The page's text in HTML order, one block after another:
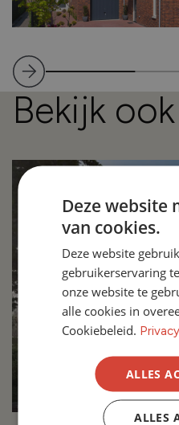
Bekijk
Deze website
van cookies.
Deze website
gebruikerservaring
onze website te
alle cookies in
Cookiebeleid.
ALLES
ALLES